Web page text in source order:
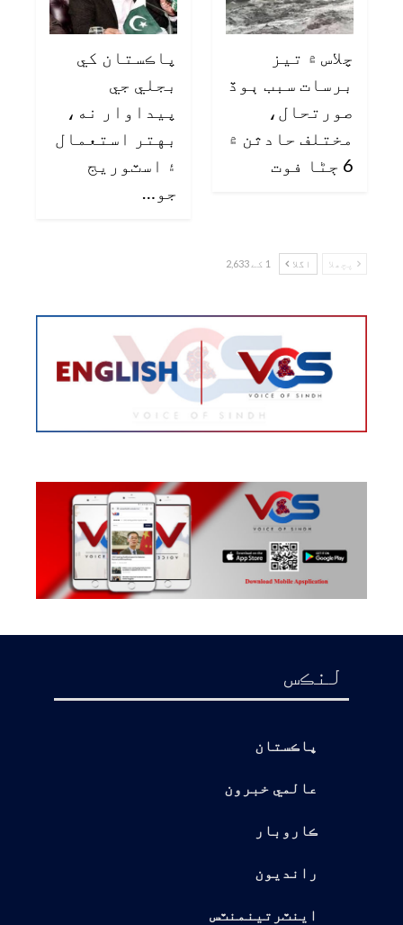
چلاس ۾ تيز
برسات سبب ٻوڏ
صورتحال،
مختلف حادثن ۾
6 ڄڻا فوت
پاڪستان کي
بجلي جي
پيداوار نه،
بهتر استعمال
۽ اسٽوريج
جو…
پچھلا اگلا 1 کے 2,633
لنڪس
پاڪستان
عالمي خبرون
ڪاروبار
رانديون
اينٽرتينمنٽس